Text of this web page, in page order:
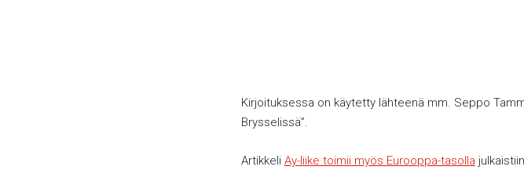
Kirjoituksessa on käytetty lähteenä mm. Seppo
Brysselissä”.
Artikkeli Ay-liike toimii myös Eurooppa-tasolla